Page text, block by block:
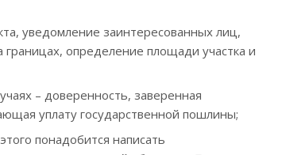
уведомление заинтересованных лиц,
границах, определение площади участка и
– доверенность, заверенная
уплату государственной пошлины;
понадобится написать